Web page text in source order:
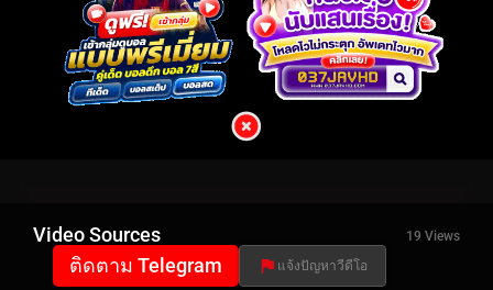
Video Sources 19 Views
ติดตาม Telegram แจ้งปัญหาวีดีโอ